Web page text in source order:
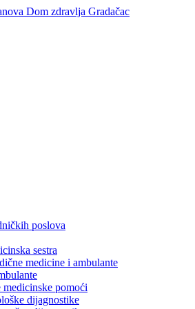
poslova
sestra
medicine i ambulante
medicinske pomoći
dijagnostike